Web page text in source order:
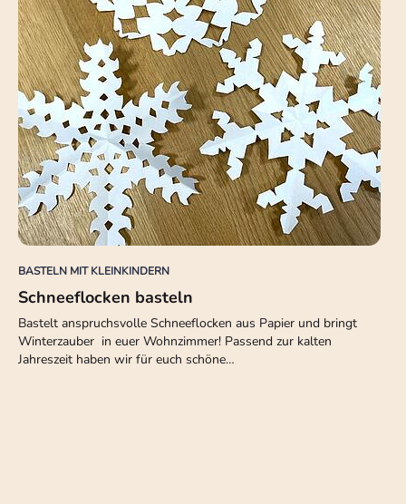
BASTELN MIT KLEINKINDERN
Schneeflocken basteln
Bastelt anspruchsvolle Schneeflocken aus Papier und bringt
Winterzauber in euer Wohnzimmer! Passend zur kalten
Jahreszeit haben wir für euch schöne…